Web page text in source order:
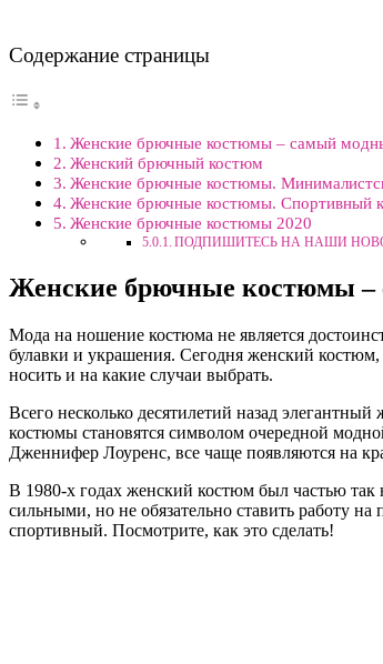
Содержание страницы
Женские брючные костюмы – самый
Женский брючный костюм
Женские брючные костюмы.
Женские брючные костюмы. Спортивный
Женские брючные костюмы 2020
ПОДПИШИТЕСЬ НА НАШИ
Женские брючные костюмы –
Мода на ношение костюма не является
булавки и украшения. Сегодня женский
носить и на какие случаи выбрать.
Всего несколько десятилетий назад
костюмы становятся символом очередной
Дженнифер Лоуренс, все чаще появляются на
В 1980-х годах женский костюм был частью
сильными, но не обязательно ставить работу
спортивный. Посмотрите, как это сделать!